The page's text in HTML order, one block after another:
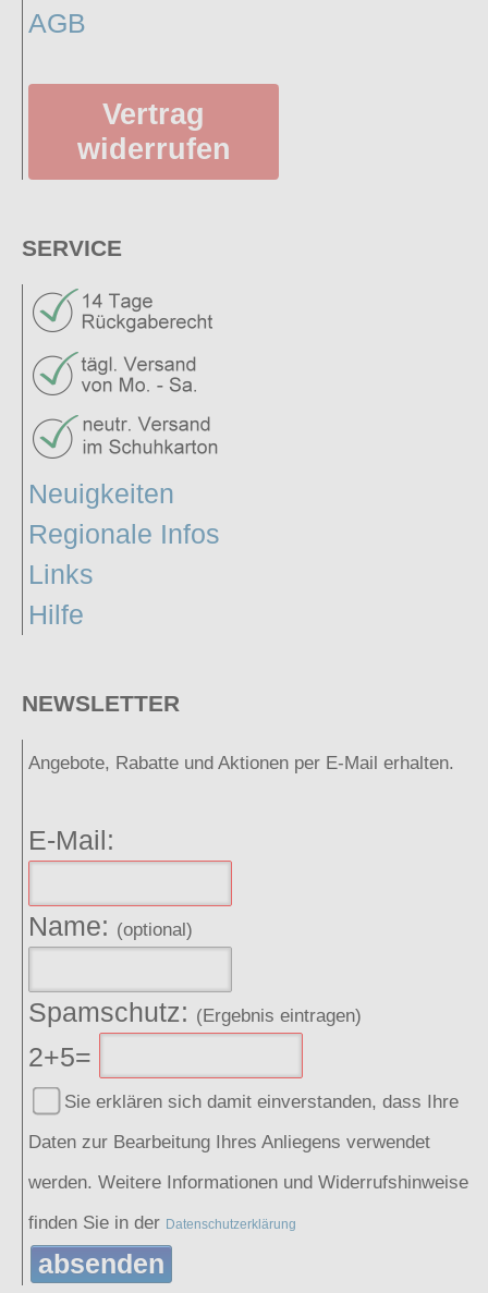
AGB
Vertrag
widerrufen
SERVICE
Neuigkeiten
Regionale Infos
Links
Hilfe
NEWSLETTER
Angebote, Rabatte und Aktionen per E-Mail erhalten.
E-Mail:
Name: (optional)
Spamschutz: (Ergebnis eintragen)
2+5=
Sie erklären sich damit einverstanden, dass Ihre
Daten zur Bearbeitung Ihres Anliegens verwendet
werden. Weitere Informationen und Widerrufshinweise
finden Sie in der Datenschutzerklärung
absenden